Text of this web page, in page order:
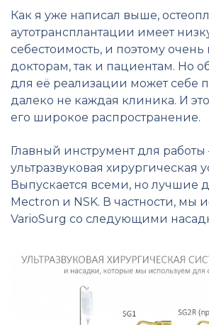
Как я уже написал выше,
аутотрансплантации имеет
себестоимость, и поэтому очень
докторам, так и пациентам. Но
для её реализации может себе
далеко не каждая клиника. И
его широкое распространение.
Главный инструмент для
ультразвуковая хирургическая
Выпускается всеми, но лучшие
Mectron и NSK. В частности, мы
VarioSurg со следующими